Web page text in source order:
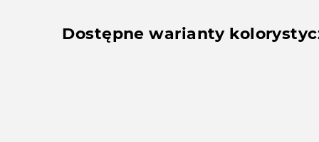
Dostępne warianty